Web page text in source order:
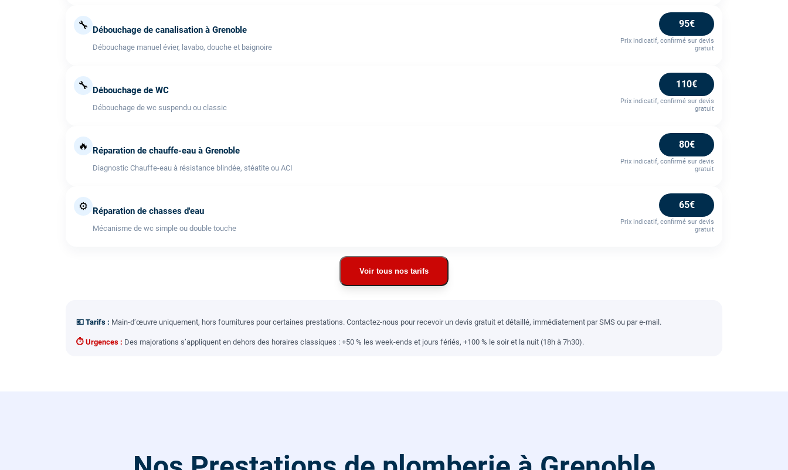
🔧 Débouchage de canalisation à Grenoble
Débouchage manuel évier, lavabo, douche et baignoire
95€
Prix indicatif, confirmé sur devis
gratuit
🔧 Débouchage de WC
Débouchage de wc suspendu ou classic
110€
Prix indicatif, confirmé sur devis
gratuit
🔥 Réparation de chauffe-eau à Grenoble
Diagnostic Chauffe-eau à résistance blindée, stéatite ou ACI
80€
Prix indicatif, confirmé sur devis
gratuit
⚙️ Réparation de chasses d'eau
Mécanisme de wc simple ou double touche
65€
Prix indicatif, confirmé sur devis
gratuit
Voir tous nos tarifs
💶 Tarifs : Main-d’œuvre uniquement, hors fournitures pour certaines prestations. Contactez-nous pour recevoir un devis gratuit et détaillé, immédiatement par SMS ou par e-mail.
⏱ Urgences : Des majorations s’appliquent en dehors des horaires classiques : +50 % les week-ends et jours fériés, +100 % le soir et la nuit (18h à 7h30).